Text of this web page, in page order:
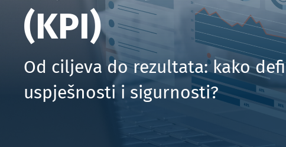
(KPI)
Od ciljeva do rezultata: kako
uspješnosti i sigurnosti?